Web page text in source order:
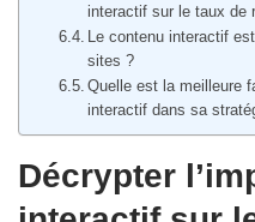
interactif sur le taux de
Le contenu interactif
sites ?
Quelle est la meilleure
interactif dans sa
Décrypter